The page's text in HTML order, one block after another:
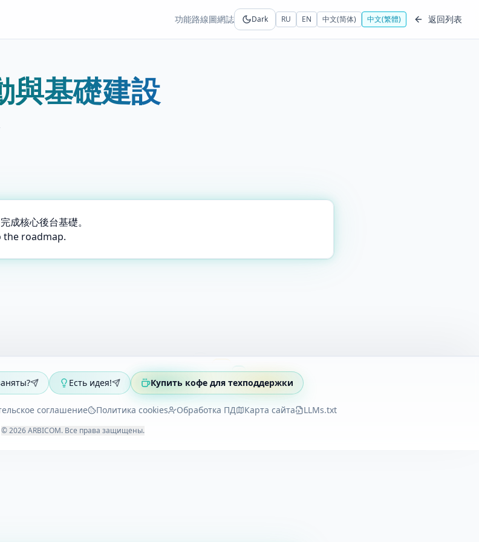
功能路線圖網誌 Dark RU EN 中文(简体) 中文(繁體) 返回列表
與基礎建設
成核心後台基礎。
the roadmap.
Есть идея! Купить кофе для техподдержки
соглашение Политика cookies Обработка ПД Карта сайта LLMs.txt
©2026 ARBICOM. Все права защищены.